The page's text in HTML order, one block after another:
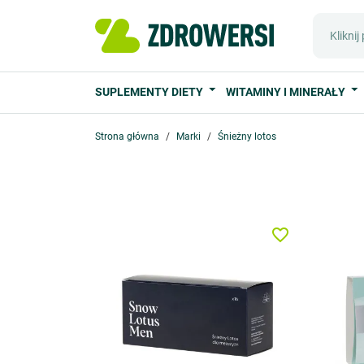
SUPLEMENTY DIETY WITAMINY I MINERAŁY
Strona główna Marki Śnieżny lotos
favorite_border